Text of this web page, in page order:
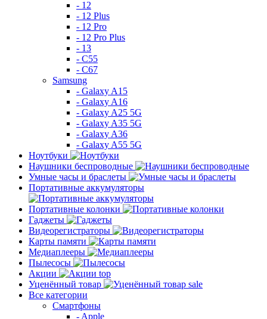
- 12
- 12 Plus
- 12 Pro
- 12 Pro Plus
- 13
- C55
- C67
Samsung
- Galaxy A15
- Galaxy A16
- Galaxy A25 5G
- Galaxy A35 5G
- Galaxy A36
- Galaxy A55 5G
Ноутбуки
Наушники беспроводные
Умные часы и браслеты
Портативные аккумуляторы
Портативные колонки
Гаджеты
Видеорегистраторы
Карты памяти
Медиаплееры
Пылесосы
Акции
top
Уценённый товар
sale
Все категории
Смартфоны
- Apple